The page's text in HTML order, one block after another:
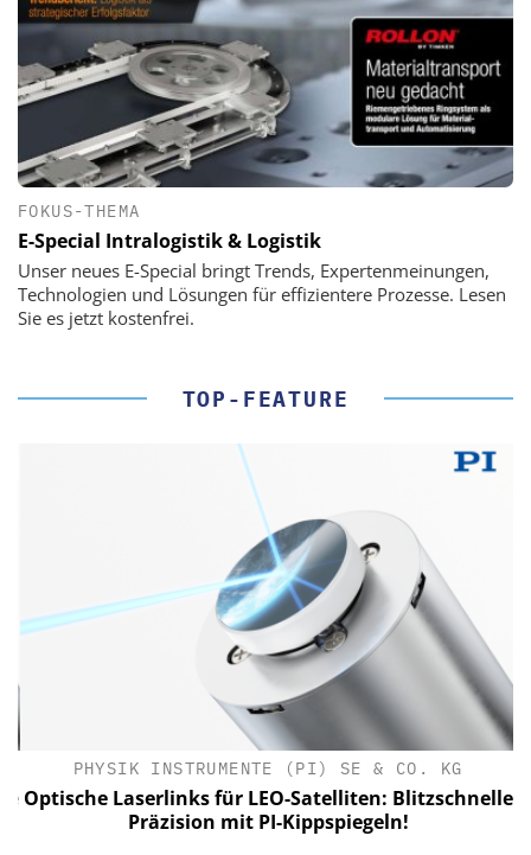
FOKUS-THEMA
E-Special Intralogistik & Logistik
Unser neues E-Special bringt Trends, Expertenmeinungen,
Technologien und Lösungen für effizientere Prozesse. Lesen
Sie es jetzt kostenfrei.
TOP-FEATURE
PHYSIK INSTRUMENTE (PI) SE & CO. KG
Optische Laserlinks für LEO-Satelliten: Blitzschnelle
Präzision mit PI-Kippspiegeln!